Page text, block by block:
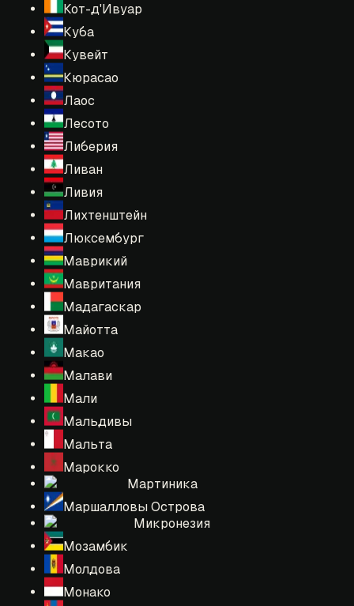
Кот-д'Ивуар
Куба
Кувейт
Кюрасао
Лаос
Лесото
Либерия
Ливан
Ливия
Лихтенштейн
Люксембург
Маврикий
Мавритания
Мадагаскар
Майотта
Макао
Малави
Мали
Мальдивы
Мальта
Марокко
Мартиника
Маршалловы Острова
Микронезия
Мозамбик
Молдова
Монако